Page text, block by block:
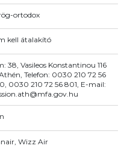
ortodox
kell átalakító
38, Vasileos Konstantinou 116
Telefon: 0030 210 72 56
0030 210 72 56 801, E-mail:
Wizz Air